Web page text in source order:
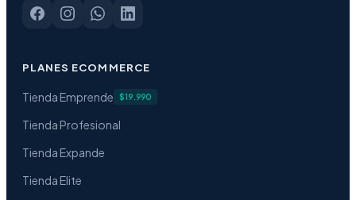
PLANES ECOMMERCE
Tienda Emprende $19.990
Tienda Profesional
Tienda Expande
Tienda Elite